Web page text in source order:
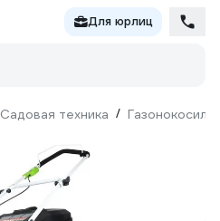
Для юрлиц
Садовая техника / Газонокосилки